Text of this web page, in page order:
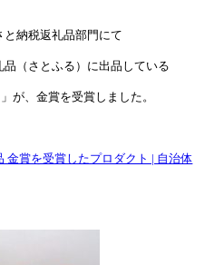
納税返礼品部門にて
（さとふる）に出品している
が、金賞を受賞しました。
金賞を受賞したプロダクト | 自治体